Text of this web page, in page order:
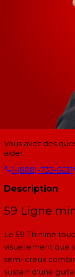
Vous avez des
aider.
1-(888)-733-6631
Description
59 Ligne
Le 59 Thinline
visuellement que
semi-creux
sustain d'une